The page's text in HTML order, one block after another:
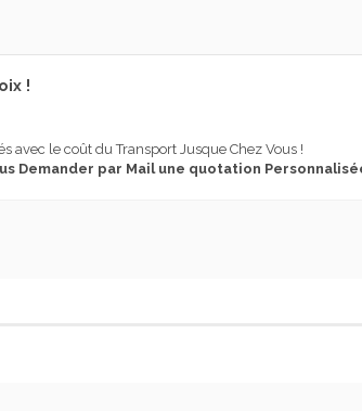
!
le coût du Transport Jusque Chez Vous !
Demander par Mail une quotation